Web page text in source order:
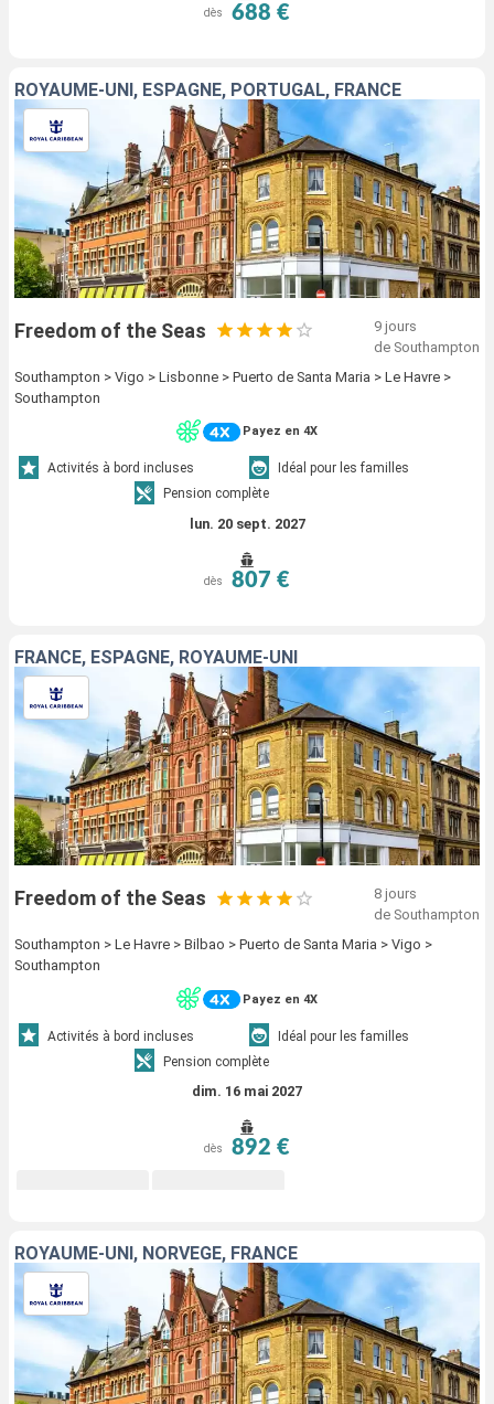
dès 688 €
ROYAUME-UNI, ESPAGNE, PORTUGAL, FRANCE
Freedom of the Seas
9 jours
de Southampton
Southampton > Vigo > Lisbonne > Puerto de Santa Maria > Le Havre >
Southampton
Payez en 4X
Activités à bord incluses
Idéal pour les familles
Pension complète
lun. 20 sept. 2027
dès 807 €
FRANCE, ESPAGNE, ROYAUME-UNI
Freedom of the Seas
8 jours
de Southampton
Southampton > Le Havre > Bilbao > Puerto de Santa Maria > Vigo >
Southampton
Payez en 4X
Activités à bord incluses
Idéal pour les familles
Pension complète
dim. 16 mai 2027
dès 892 €
ROYAUME-UNI, NORVÈGE, FRANCE